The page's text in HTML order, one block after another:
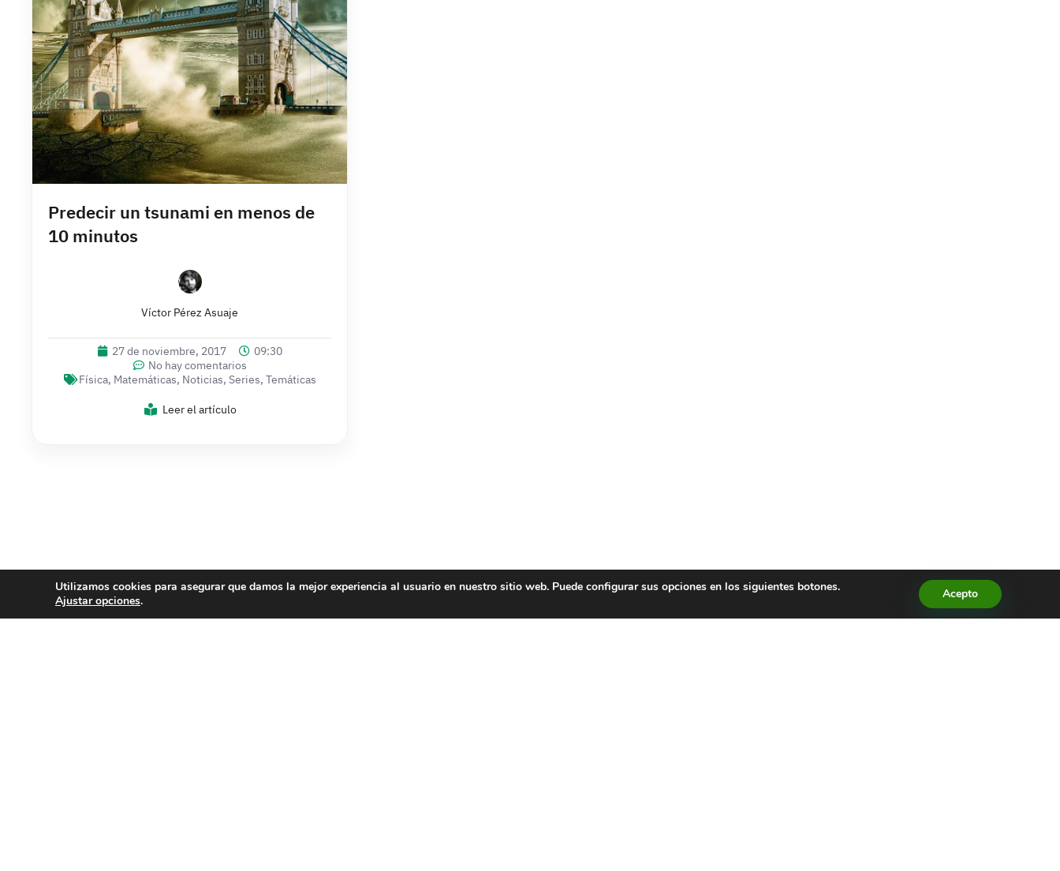
Predecir un tsunami en menos de
10 minutos
Víctor Pérez Asuaje
27 de noviembre, 2017
09:30
No hay comentarios
Física, Matemáticas, Noticias, Series, Temáticas
Leer el artículo
Utilizamos cookies para asegurar que damos la mejor experiencia al usuario en nuestro sitio web. Puede configurar sus opciones en los siguientes botones.
Ajustar opciones. Acepto